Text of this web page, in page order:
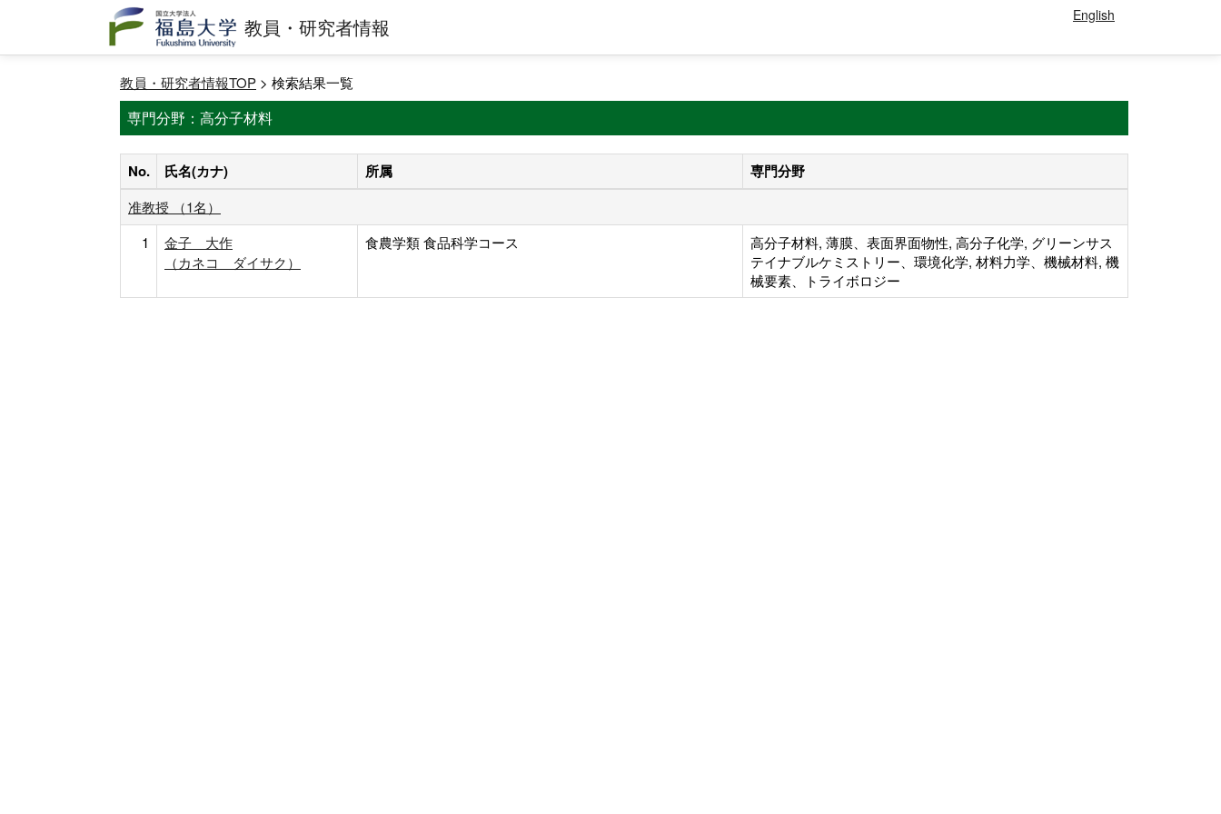
教員・研究者情報 English
教員・研究者情報TOP > 検索結果一覧
専門分野：高分子材料
No. 氏名(カナ) 所属 専門分野
准教授 （1名）
1
金子 大作
（カネコ ダイサク）
食農学類 食品科学コース
高分子材料, 薄膜、表面界面物性, 高分子化学, グリーンサス
テイナブルケミストリー、環境化学, 材料力学、機械材料, 機
械要素、トライボロジー